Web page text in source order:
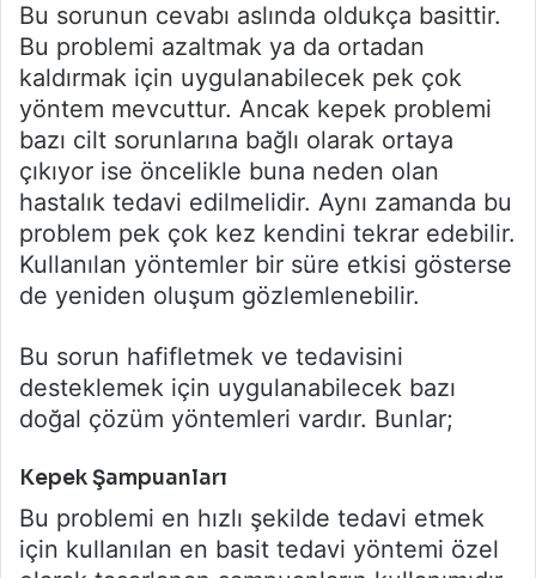
Bu sorunun cevabı aslında oldukça basittir.
Bu problemi azaltmak ya da ortadan
kaldırmak için uygulanabilecek pek çok
yöntem mevcuttur. Ancak kepek problemi
bazı cilt sorunlarına bağlı olarak ortaya
çıkıyor ise öncelikle buna neden olan
hastalık tedavi edilmelidir. Aynı zamanda bu
problem pek çok kez kendini tekrar edebilir.
Kullanılan yöntemler bir süre etkisi gösterse
de yeniden oluşum gözlemlenebilir.
Bu sorun hafifletmek ve tedavisini
desteklemek için uygulanabilecek bazı
doğal çözüm yöntemleri vardır. Bunlar;
Kepek Şampuanları
Bu problemi en hızlı şekilde tedavi etmek
için kullanılan en basit tedavi yöntemi özel